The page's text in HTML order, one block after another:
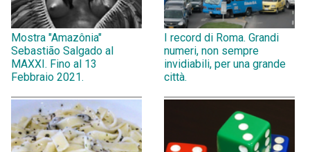
Mostra "Amazônia"
Sebastião Salgado al
MAXXI. Fino al 13
Febbraio 2021.
I record di Roma. Grandi
numeri, non sempre
invidiabili, per una grande
città.